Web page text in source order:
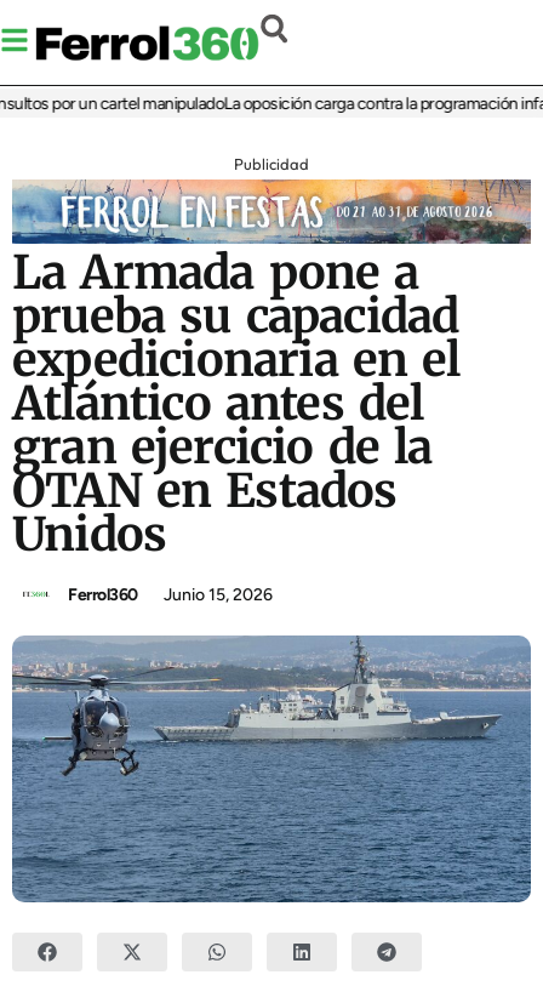
por un cartel manipuladoLa oposición carga contra la programación infantil
Publicidad
La Armada pone a
prueba su capacidad
expedicionaria en el
Atlántico antes del
gran ejercicio de la
OTAN en Estados
Unidos
Ferrol360 Junio 15, 2026